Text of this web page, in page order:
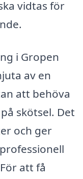
vidtas för
i Gropen
av en
att behöva
skötsel. Det
och ger
att få